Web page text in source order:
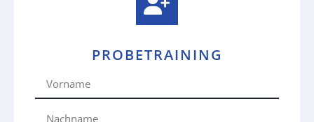
PROBETRAINING